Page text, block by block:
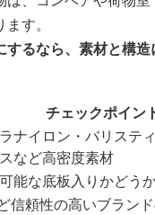
す。
するなら、素材と構造
チェックポイン
ナイロン・バリステ
など高密度素材
能な底板入りかどう
信頼性の高いブラン